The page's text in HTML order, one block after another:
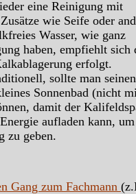
eine Reinigung mit
wie Seife oder
Wasser, wie ganz
haben, empfiehlt sich
erfolgt.
sollte man seinen
Sonnenbad (nicht
damit der
aufladen kann, um
zu geben.
Gang zum Fachmann